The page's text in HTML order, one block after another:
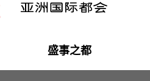
盛事之都